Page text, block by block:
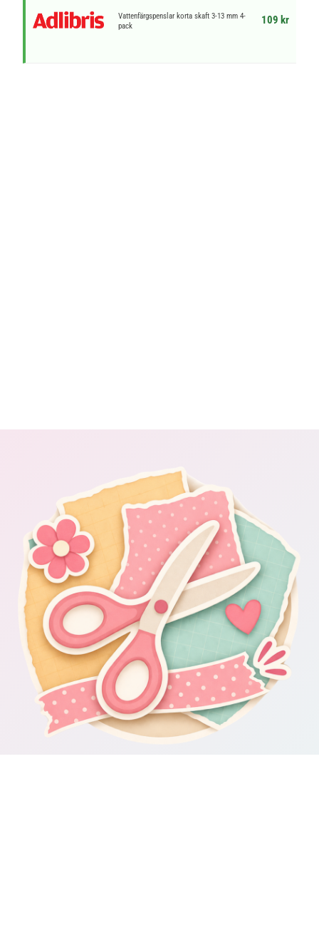
Vattenfärgspenslar korta skaft 3-13 mm 4-
pack
109 kr